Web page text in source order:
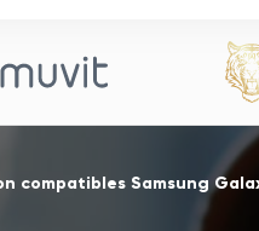
compatibles Samsung